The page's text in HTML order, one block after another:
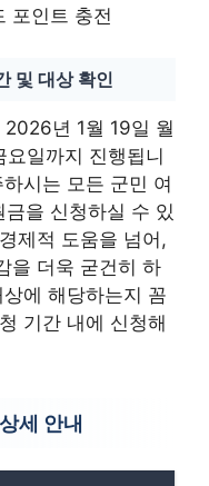
포인트 충전
및 대상 확인
년 1월 19일 월
일까지 진행됩니
시는 모든 군민 여
을 신청하실 수 있
제적 도움을 넘어,
을 더욱 굳건히 하
에 해당하는지 꼼
기간 내에 신청해
세 안내